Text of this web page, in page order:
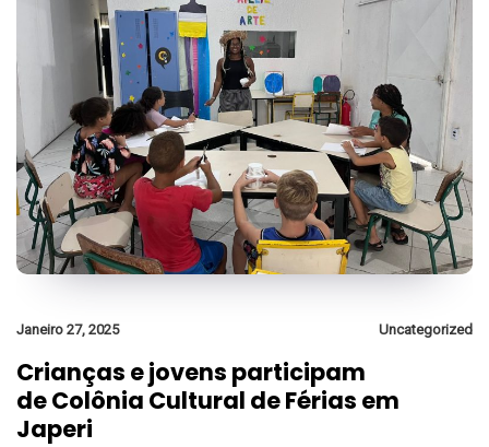
Janeiro 27, 2025 Uncategorized
Crianças e jovens participam
de Colônia Cultural de Férias em
Japeri